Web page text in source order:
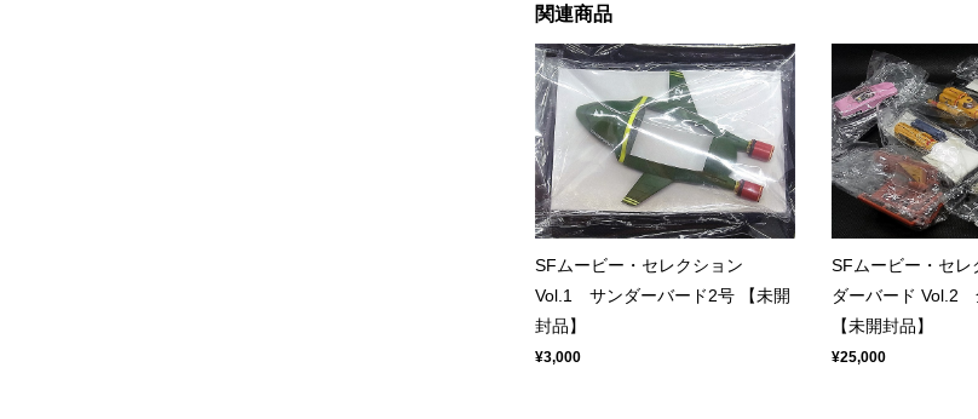
関連商品
SFムービー・セレクション
Vol.1 サンダーバード2号 【未開
封品】
¥3,000
SFムービー・セレ
ダーバード Vol.2
【未開封品】
¥25,000